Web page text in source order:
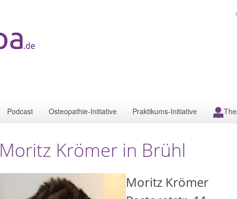
Podcast Osteopathie-Initiative Praktikums-Initiative
Moritz Krömer in Brühl
Moritz Krömer